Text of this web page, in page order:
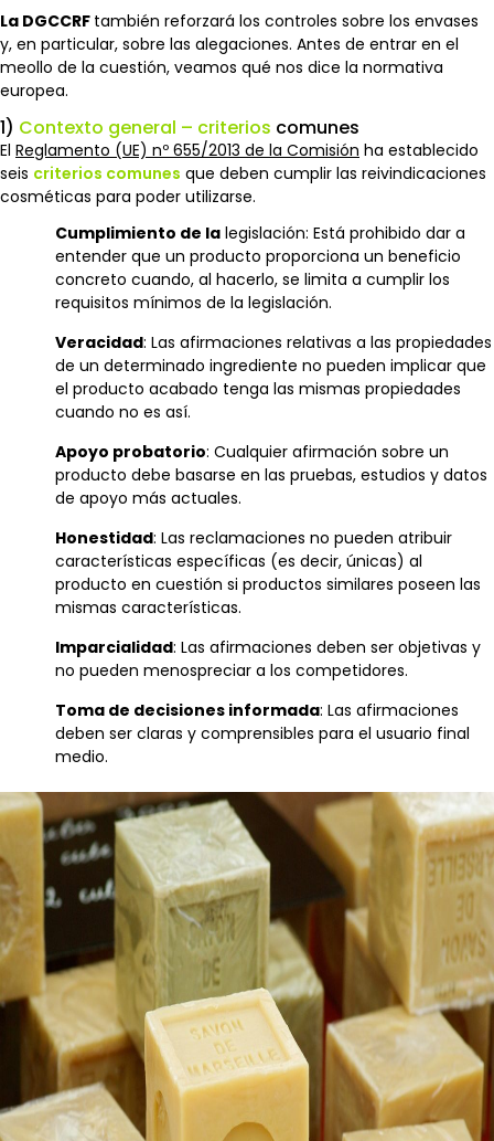
La DGCCRF también reforzará los controles sobre los envases
y, en particular, sobre las alegaciones. Antes de entrar en el
meollo de la cuestión, veamos qué nos dice la normativa
europea.
1) Contexto general – criterios comunes
El Reglamento (UE) nº 655/2013 de la Comisión ha establecido
seis criterios comunes que deben cumplir las reivindicaciones
cosméticas para poder utilizarse.
Cumplimiento de la legislación: Está prohibido dar a
entender que un producto proporciona un beneficio
concreto cuando, al hacerlo, se limita a cumplir los
requisitos mínimos de la legislación.
Veracidad: Las afirmaciones relativas a las propiedades
de un determinado ingrediente no pueden implicar que
el producto acabado tenga las mismas propiedades
cuando no es así.
Apoyo probatorio: Cualquier afirmación sobre un
producto debe basarse en las pruebas, estudios y datos
de apoyo más actuales.
Honestidad: Las reclamaciones no pueden atribuir
características específicas (es decir, únicas) al
producto en cuestión si productos similares poseen las
mismas características.
Imparcialidad: Las afirmaciones deben ser objetivas y
no pueden menospreciar a los competidores.
Toma de decisiones informada: Las afirmaciones
deben ser claras y comprensibles para el usuario final
medio.